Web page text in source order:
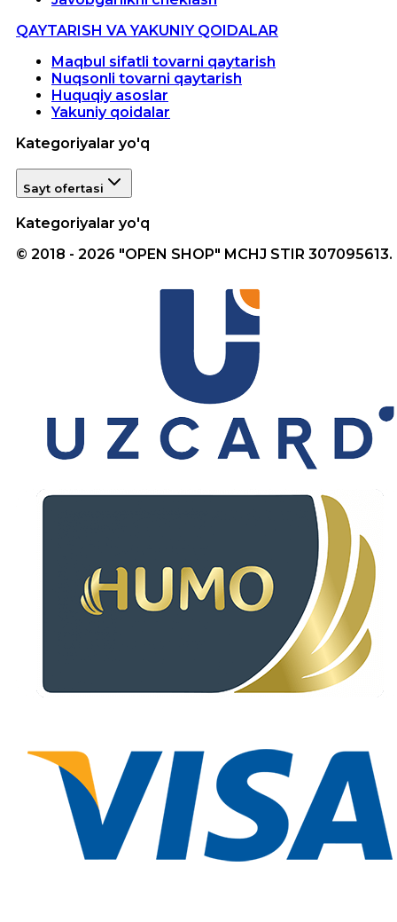
QAYTARISH VA YAKUNIY QOIDALAR
Maqbul sifatli tovarni qaytarish
Nuqsonli tovarni qaytarish
Huquqiy asoslar
Yakuniy qoidalar
Kategoriyalar yo'q
Sayt ofertasi
Kategoriyalar yo'q
© 2018 - 2026 "OPEN SHOP" MCHJ STIR 307095613.